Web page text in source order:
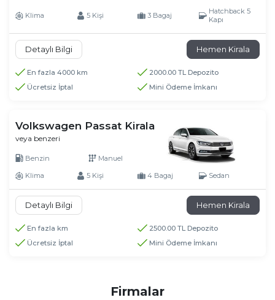
Klima 5 Kişi 3 Bagaj
Hatchback 5
Kapı
Detaylı Bilgi Hemen Kirala
En fazla 4000 km
2000.00 TL Depozito
Ücretsiz İptal
Mini Ödeme İmkanı
Volkswagen Passat Kirala
veya benzeri
Benzin Manuel
Klima 5 Kişi 4 Bagaj Sedan
Detaylı Bilgi Hemen Kirala
En fazla km
2500.00 TL Depozito
Ücretsiz İptal
Mini Ödeme İmkanı
Firmalar